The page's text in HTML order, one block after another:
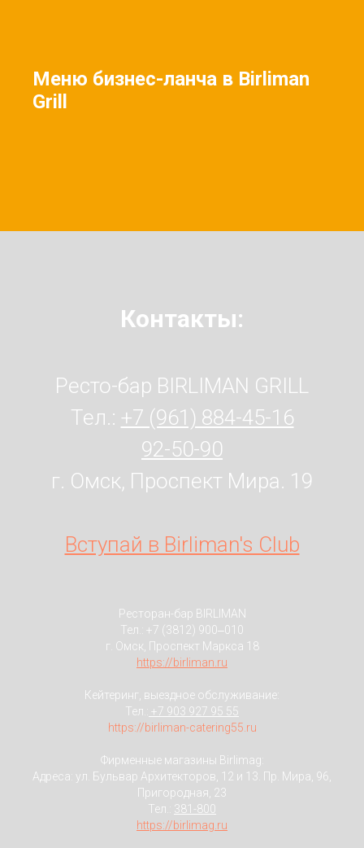
Меню бизнес-ланча в Birliman
Grill
Контакты:
Ресто-бар BIRLIMAN GRILL
Тел.: +7 (961) 884-45-16
92-50-90
г. Омск, Проспект Мира. 19
Вступай в Birliman's Club
Ресторан-бар BIRLIMAN
Тел.: +7 (3812) 900‒010
г. Омск, Проспект Маркса 18
https://birliman.ru
Кейтеринг, выездное обслуживание:
Тел.:
+7 903 927 95 55
https://birliman-catering55.ru
Фирменные магазины Birlimag:
Адреса: ул. Бульвар Архитекторов, 12 и 13. Пр. Мира, 96,
Пригородная, 23
Тел.: 381-800
https://birlimag.ru